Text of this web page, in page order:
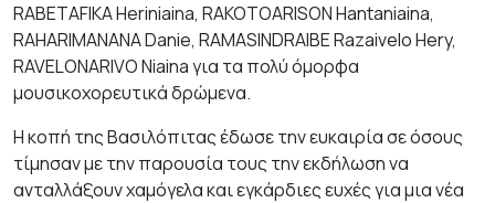
RABETAFIKA Heriniaina, RAKOTOARISON Hantaniaina,
RAHARIMANANA Danie, RAMASINDRAIBE Razaivelo Hery,
RAVELONARIVO Niaina για τα πολύ όμορφα
μουσικοχορευτικά δρώμενα.
Η κοπή της Βασιλόπιτας έδωσε την ευκαιρία σε όσους
τίμησαν με την παρουσία τους την εκδήλωση να
ανταλλάξουν χαμόγελα και εγκάρδιες ευχές για μια νέα